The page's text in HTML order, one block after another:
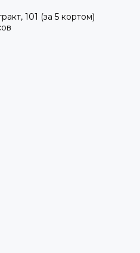
101 (за 5 кортом)